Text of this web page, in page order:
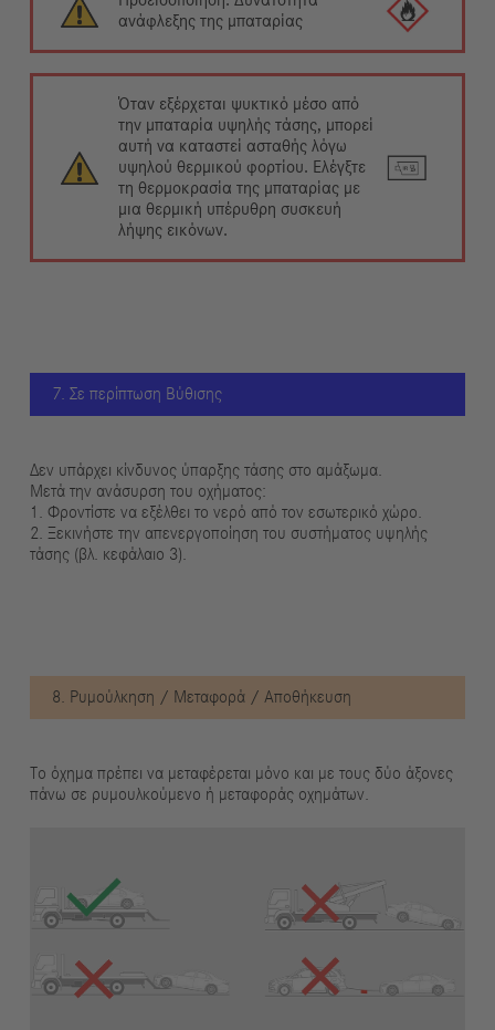
ανάφλεξης της μπαταρίας
Όταν εξέρχεται ψυκτικό μέσο από
την μπαταρία υψηλής τάσης, μπορεί
αυτή να καταστεί ασταθής λόγω
υψηλού θερμικού φορτίου. Ελέγξτε
τη θερμοκρασία της μπαταρίας με
μια θερμική υπέρυθρη συσκευή
λήψης εικόνων.
7. Σε περίπτωση Βύθισης
Δεν υπάρχει κίνδυνος ύπαρξης τάσης στο αμάξωμα.
Μετά την ανάσυρση του οχήματος:
1. Φροντίστε να εξέλθει το νερό από τον εσωτερικό χώρο.
2. Ξεκινήστε την απενεργοποίηση του συστήματος υψηλής
τάσης (βλ. κεφάλαιο 3).
8. Ρυμούλκηση / Μεταφορά / Αποθήκευση
Το όχημα πρέπει να μεταφέρεται μόνο και με τους δύο άξονες
πάνω σε ρυμουλκούμενο ή μεταφοράς οχημάτων.